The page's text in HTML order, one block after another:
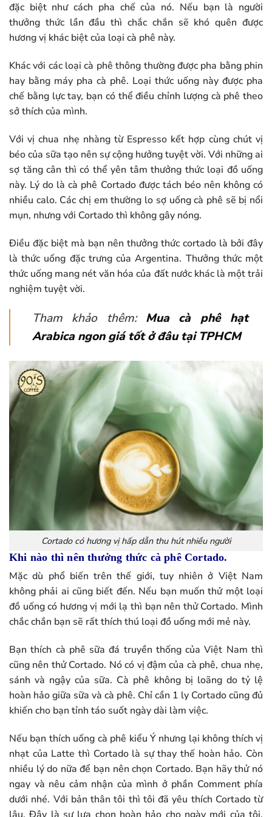
đặc biệt như cách pha chế của nó. Nếu bạn là người
thưởng thức lần đầu thì chắc chắn sẽ khó quên được
hương vị khác biệt của loại cà phê này.
Khác với các loại cà phê thông thường được pha bằng phin
hay bằng máy pha cà phê. Loại thức uống này được pha
chế bằng lực tay, bạn có thể điều chỉnh lượng cà phê theo
sở thích của mình.
Với vị chua nhẹ nhàng từ Espresso kết hợp cùng chút vị
béo của sữa tạo nên sự cộng hưởng tuyệt vời. Với những ai
sợ tăng cân thì có thể yên tâm thưởng thức loại đồ uống
này. Lý do là cà phê Cortado được tách béo nên không có
nhiều calo. Các chị em thường lo sợ uống cà phê sẽ bị nổi
mụn, nhưng với Cortado thì không gây nóng.
Điều đặc biệt mà bạn nên thưởng thức cortado là bởi đây
là thức uống đặc trưng của Argentina. Thưởng thức một
thức uống mang nét văn hóa của đất nước khác là một trải
nghiệm tuyệt vời.
Tham khảo thêm: Mua cà phê hạt
Arabica ngon giá tốt ở đâu tại TPHCM
Cortado có hương vị hấp dẫn thu hút nhiều người
Khi nào thì nên thưởng thức cà phê Cortado.
Mặc dù phổ biến trên thế giới, tuy nhiên ở Việt Nam
không phải ai cũng biết đến. Nếu bạn muốn thử một loại
đồ uống có hương vị mới lạ thì bạn nên thử Cortado. Mình
chắc chắn bạn sẽ rất thích thú loại đồ uống mới mẻ này.
Bạn thích cà phê sữa đá truyền thống của Việt Nam thì
cũng nên thử Cortado. Nó có vị đậm của cà phê, chua nhẹ,
sánh và ngậy của sữa. Cà phê không bị loãng do tỷ lệ
hoàn hảo giữa sữa và cà phê. Chỉ cần 1 ly Cortado cũng đủ
khiến cho bạn tỉnh táo suốt ngày dài làm việc.
Nếu bạn thích uống cà phê kiểu Ý nhưng lại không thích vị
nhạt của Latte thì Cortado là sự thay thế hoàn hảo. Còn
nhiều lý do nữa để bạn nên chọn Cortado. Bạn hãy thử nó
ngay và nêu cảm nhận của mình ở phần Comment phía
dưới nhé. Với bản thân tôi thì tôi đã yêu thích Cortado từ